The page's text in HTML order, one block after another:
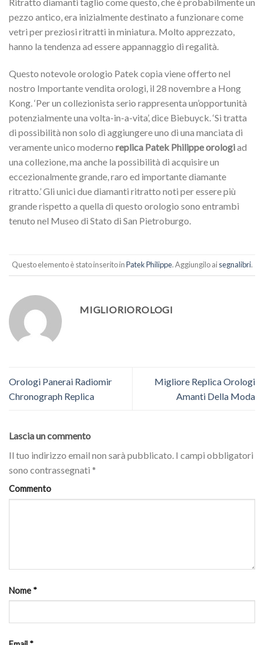
pezzo antico, era inizialmente destinato a funzionare come
vetri per preziosi ritratti in miniatura. Molto apprezzato,
hanno la tendenza ad essere appannaggio di regalità.
Questo notevole orologio Patek copia viene offerto nel
nostro Importante vendita orologi, il 28 novembre a Hong
Kong. ‘Per un collezionista serio rappresenta un’opportunità
potenzialmente una volta-in-a-vita’, dice Biebuyck. ‘Si tratta
di possibilità non solo di aggiungere uno di una manciata di
veramente unico moderno replica Patek Philippe orologiad
una collezione, ma anche la possibilità di acquisire un
eccezionalmente grande, raro ed importante diamante
ritratto.’ Gli unici due diamanti ritratto noti per essere più
grande rispetto a quella di questo orologio sono entrambi
tenuto nel Museo di Stato di San Pietroburgo.
Questo elemento è stato inserito inPatek Philippe. Aggiungilo aisegnalibri.
MIGLIORIOROLOGI
Orologi Panerai Radiomir
Chronograph Replica
Migliore Replica Orologi
Amanti Della Moda
Lascia un commento
Il tuo indirizzo email non sarà pubblicato. I campi obbligatori
sono contrassegnati *
Commento
Nome *